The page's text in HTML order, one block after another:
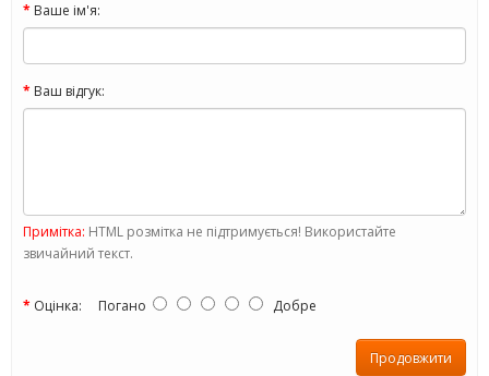
Ваше ім'я:
Ваш відгук:
Примітка: HTML розмітка не підтримується! Використайте
звичайний текст.
Оцінка: Погано Добре
Продовжити